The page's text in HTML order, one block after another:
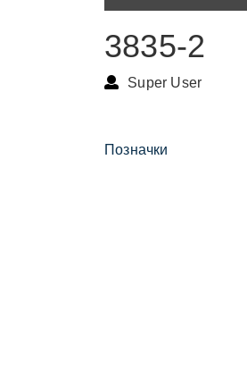
3835-2
Super User
Позначки